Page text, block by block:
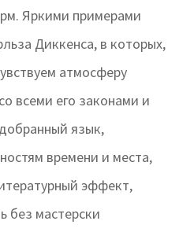
Яркими примерами
Диккенса, в которых,
атмосферу
всеми его законами и
язык,
времени и места,
эффект,
без мастерски